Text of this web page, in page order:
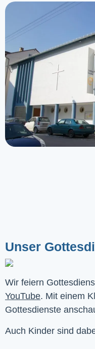
Unser
YouTube. Mit einem
Gottesdienste
Auch Kinder sind